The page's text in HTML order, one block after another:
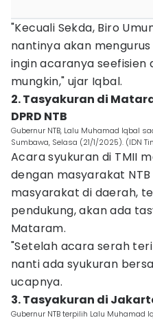
"Kecuali Sekda, Biro
nantinya akan
ingin acaranya seefisien
mungkin," ujar Iqbal.
2. Tasyakuran di
DPRD NTB
Gubernur NTB, Lalu Muhamad Iqbal
Sumbawa, Selasa (21/1/2025). (IDN
Acara syukuran di TMII
dengan masyarakat
masyarakat di daerah,
pendukung, akan ada
Mataram.
"Setelah acara serah
nanti ada syukuran
ucapnya.
3. Tasyakuran di
Gubernur NTB terpilih Lalu Muhamad